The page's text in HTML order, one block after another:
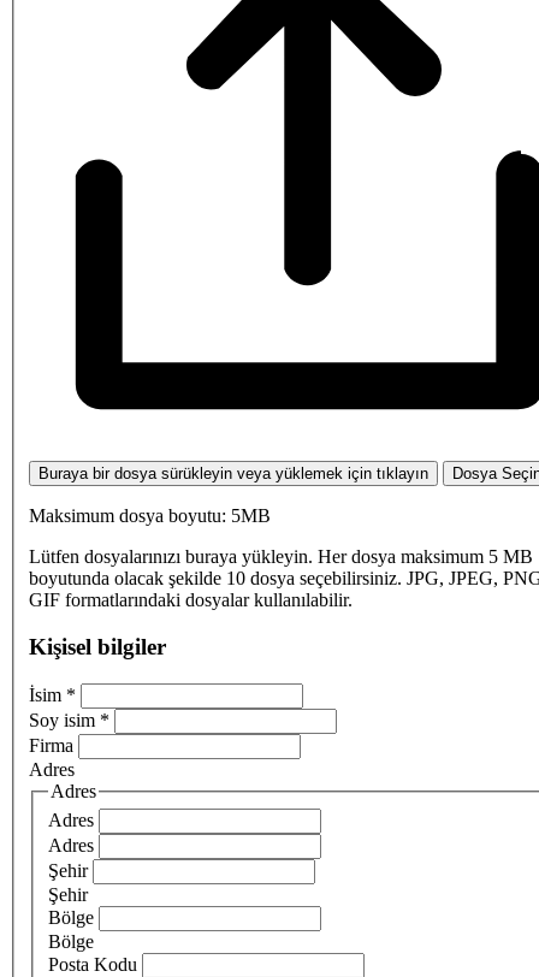
Buraya bir dosya sürükleyin veya yüklemek için tıklayın Dosya
Maksimum dosya boyutu: 5MB
Lütfen dosyalarınızı buraya yükleyin. Her dosya maksimum 5 MB
boyutunda olacak şekilde 10 dosya seçebilirsiniz. JPG, JPEG,
GIF formatlarındaki dosyalar kullanılabilir.
Kişisel bilgiler
İsim *
Soy isim *
Firma
Adres
Adres
Adres
Adres
Şehir
Şehir
Bölge
Bölge
Posta Kodu